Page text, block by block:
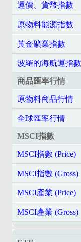
運價、貨幣指數
原物料能源指數
黃金礦業指數
波羅的海航運指數
商品匯率行情
原物料商品行情
全球匯率行情
MSCI指數
MSCI指數 (Price)
MSCI指數 (Gross)
MSCI產業 (Price)
MSCI產業 (Gross)